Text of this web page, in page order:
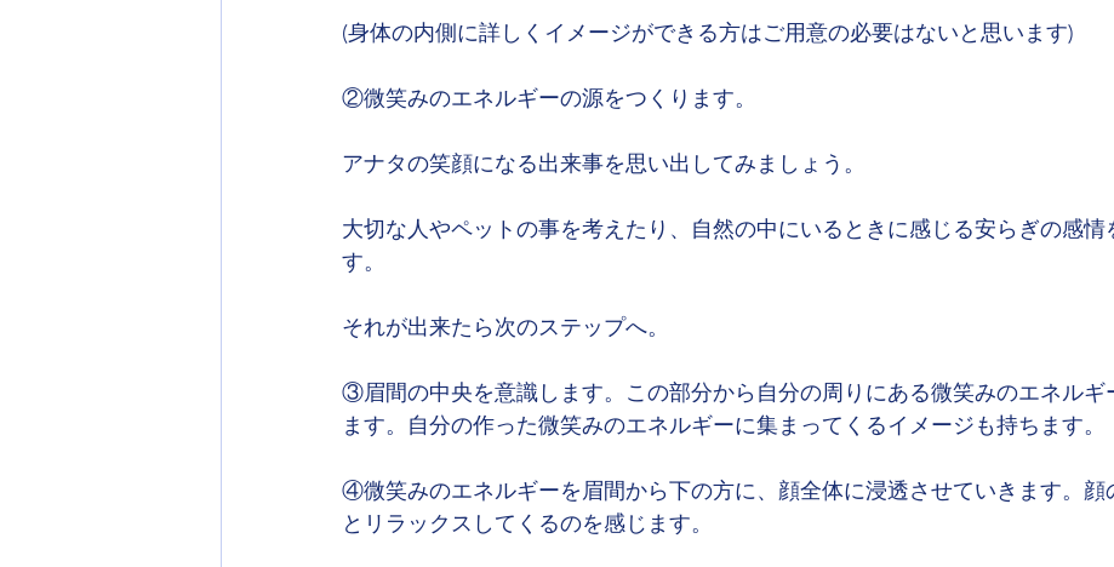
(身体の内側に詳しくイメージができる方はご用意の必要はないと思います)
②微笑みのエネルギーの源をつくります。
アナタの笑顔になる出来事を思い出してみましょう。
大切な人やペットの事を考えたり、自然の中にいるときに感じる安らぎの感情
す。
それが出来たら次のステップへ。
③眉間の中央を意識します。この部分から自分の周りにある微笑みのエネルギ
ます。自分の作った微笑みのエネルギーに集まってくるイメージも持ちます。
④微笑みのエネルギーを眉間から下の方に、顔全体に浸透させていきます。顔
とリラックスしてくるのを感じます。